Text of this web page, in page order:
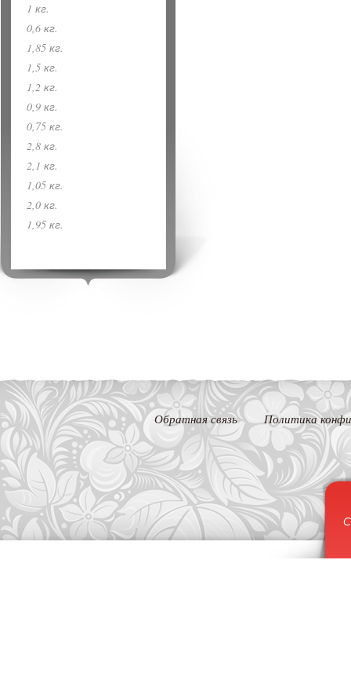
1 кг.
0,6 кг.
1,85 кг.
1,5 кг.
1,2 кг.
0,9 кг.
0,75 кг.
2,8 кг.
2,1 кг.
1,05 кг.
2,0 кг.
1,95 кг.
Обратная связь Политика